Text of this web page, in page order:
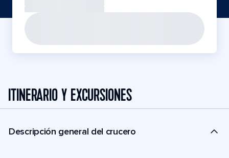
ITINERARIO Y EXCURSIONES
Descripción general del crucero